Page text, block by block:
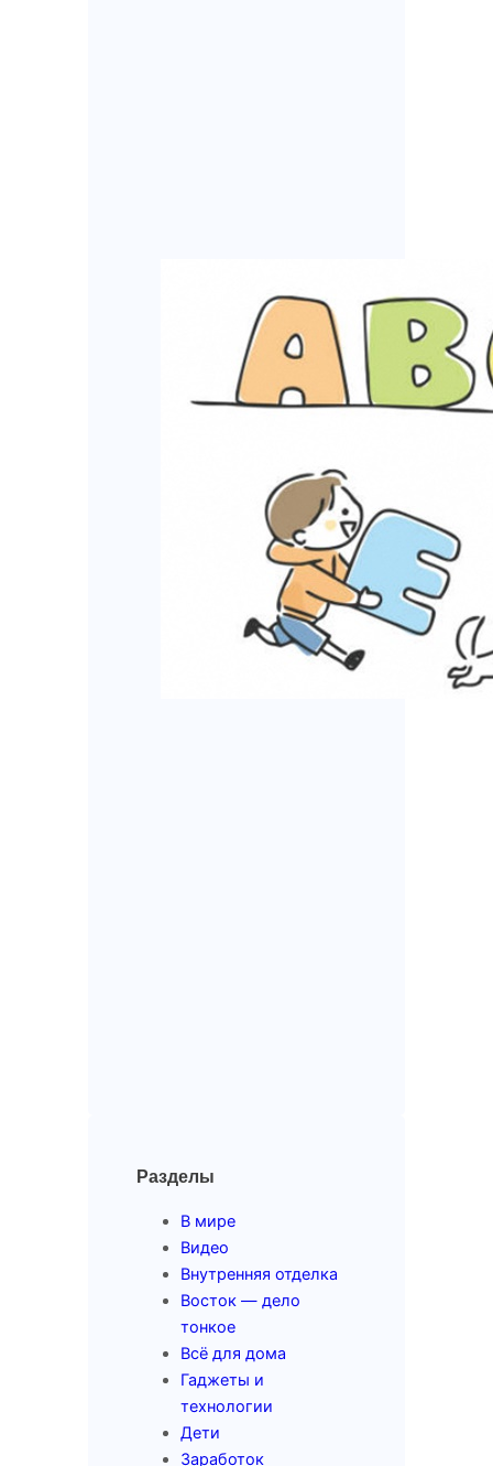
Разделы
В мире
Видео
Внутренняя отделка
Восток — дело
тонкое
Всё для дома
Гаджеты и
технологии
Дети
Заработок